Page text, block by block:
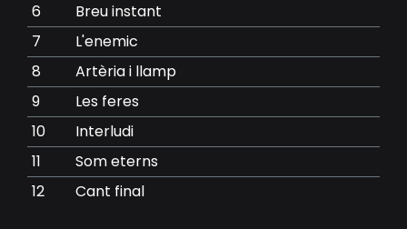
6
Breu instant
7
L'enemic
8
Artèria i llamp
9
Les feres
10
Interludi
11
Som eterns
12
Cant final